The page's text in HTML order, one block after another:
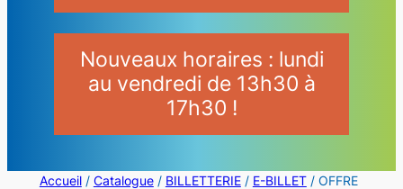
Nouveaux horaires : lundi
au vendredi de 13h30 à
17h30 !
Accueil/ Catalogue/ BILLETTERIE/ E-BILLET/ OFFRE